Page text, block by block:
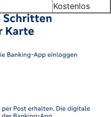
Kostenlos